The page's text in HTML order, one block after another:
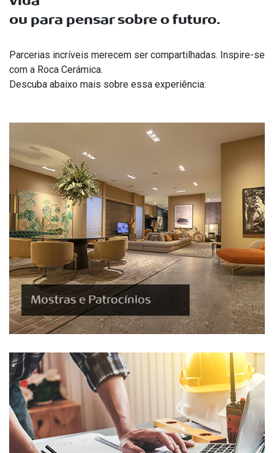
Dúvidas Frequentes
Formato 100x200
Treinamento SuperFormatos
Garantias
Fale Conosco
Solicitar Catálogo
ou para pensar sobre o futuro.
Parcerias incríveis merecem ser compartilhadas. Inspire-se
com a Roca Cerámica.
Descuba abaixo mais sobre essa experiência:
Mostras e Patrocínios